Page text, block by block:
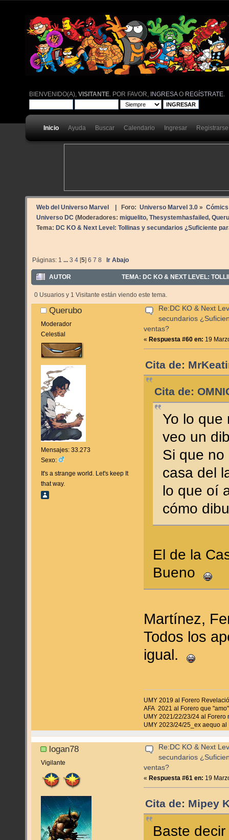
BIENVENIDO(A),VISITANTE . POR FAVOR, INGRESAO REGÍSTRATE
Inicio Ayuda Buscar Calendario Ingresar Registrarse
Web del Universo Marvel | Foro: Universo Marvel 3.0» Cómics
Universo DC (Moderadores: miguelito, Thesystemhasfailed,
Tema: DC KO & Next Level: Tollinas y secundarios ¿Suficiente
Páginas: 1 ...3 4 [5]6 7 8 Ir Abajo
AUTOR TEMA: DC KO & NEXT LEVEL:
16225 VECES)
0 Usuarios y 1 Visitante están viendo este tema.
Querubo
Moderador
Celestial
Mensajes: 33.273
Sexo:
It's a strange world. Let's keep It
that way.
Re:DC KO & Next
secundarios
ventas?
«Respuesta #60 en: 19
Cita de:
Cita de:
Yo lo que
veo un
Si que no
casa del
lo que oí
cómo
El de la
Bueno
Martínez,
Todos los
igual.
UMY 2019 al Forero
AFA 2021 al Forero que
UMY 2021/22/23/24 al Forero
UMY 2023/24/25_ex aequo al
logan78
Vigilante
Re:DC KO & Next
secundarios
ventas?
« Respuesta #61 en: 19
Cita de: Mipey
Baste